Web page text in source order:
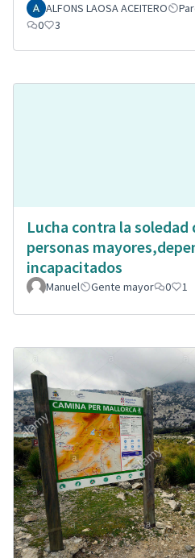
ALFONS LAOSA ACEITERO
0
3
Lucha contra la soledad
personas
incapacitados
Manuel Gente mayor 0 1